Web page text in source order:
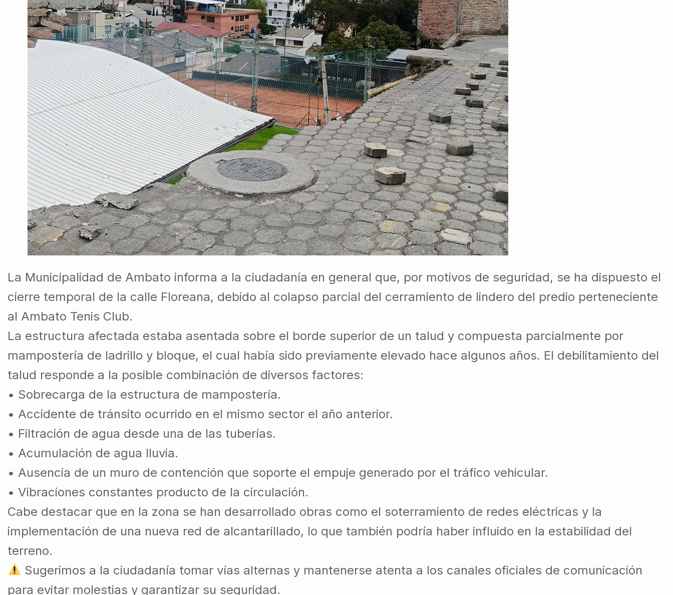
La Municipalidad de Ambato informa a la ciudadanía en general que, por motivos de seguridad, se ha dispuesto el
cierre temporal de la calle Floreana, debido al colapso parcial del cerramiento de lindero del predio perteneciente
al Ambato Tenis Club.
La estructura afectada estaba asentada sobre el borde superior de un talud y compuesta parcialmente por
mampostería de ladrillo y bloque, el cual había sido previamente elevado hace algunos años. El debilitamiento del
talud responde a la posible combinación de diversos factores:
• Sobrecarga de la estructura de mampostería.
• Accidente de tránsito ocurrido en el mismo sector el año anterior.
• Filtración de agua desde una de las tuberías.
• Acumulación de agua lluvia.
• Ausencia de un muro de contención que soporte el empuje generado por el tráfico vehicular.
• Vibraciones constantes producto de la circulación.
Cabe destacar que en la zona se han desarrollado obras como el soterramiento de redes eléctricas y la
implementación de una nueva red de alcantarillado, lo que también podría haber influido en la estabilidad del
terreno.
Sugerimos a la ciudadanía tomar vías alternas y mantenerse atenta a los canales oficiales de comunicación
para evitar molestias y garantizar su seguridad.